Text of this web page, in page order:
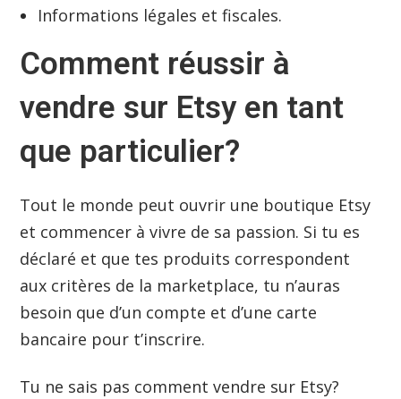
Informations légales et fiscales.
Comment réussir à
vendre sur Etsy en tant
que particulier?
Tout le monde peut ouvrir une boutique Etsy
et commencer à vivre de sa passion. Si tu es
déclaré et que tes produits correspondent
aux critères de la marketplace, tu n’auras
besoin que d’un compte et d’une carte
bancaire pour t’inscrire.
Tu ne sais pas comment vendre sur Etsy?